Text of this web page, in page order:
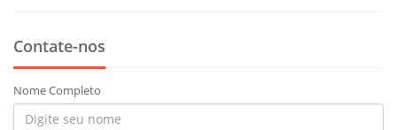
Contate-nos
Nome Completo